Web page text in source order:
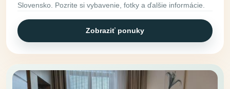
Slovensko. Pozrite si vybavenie, fotky a ďalšie informácie.
Zobraziť ponuky